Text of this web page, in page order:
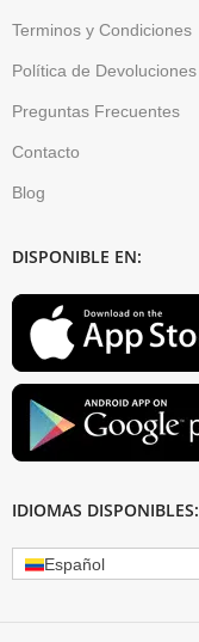
Terminos y Condiciones
Política de Devoluciones
Preguntas Frecuentes
Contacto
Blog
DISPONIBLE EN:
IDIOMAS DISPONIBLES:
Español